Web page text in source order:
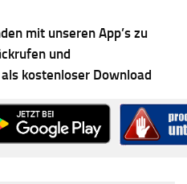
mit unseren App’s zu
und
kostenloser Download